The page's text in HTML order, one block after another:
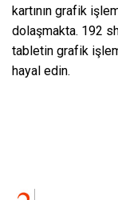
kartının grafik
dolaşmakta. 192
tabletin grafik
hayal edin.